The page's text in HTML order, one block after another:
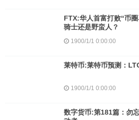
FTX:华人首富打败“币
骑士还是野蛮人？
1900/1/1 0:00:00
莱特币:莱特币预测：
1900/1/1 0:00:00
数字货币:第181篇：勿